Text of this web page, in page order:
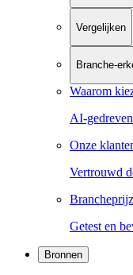
Vergelijken
Branche-
Waarom
AI-
Onze
Vertrouwd
Getest en
Bronnen